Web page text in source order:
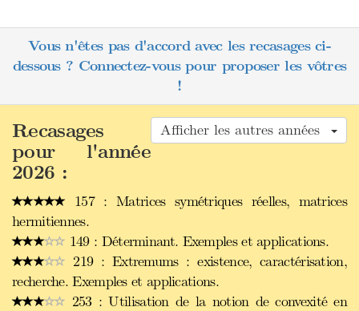
Vous n'êtes pas d'accord avec les recasages ci-
dessous ? Connectez-vous pour proposer les vôtres
!
Afficher les autres années
Recasages
pour l'année
2026 :
157 : Matrices symétriques réelles, matrices
hermitiennes.
149 : Déterminant. Exemples et applications.
219 : Extremums : existence, caractérisation,
recherche. Exemples et applications.
253 : Utilisation de la notion de convexité en